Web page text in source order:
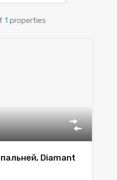
1 properties
Diamant